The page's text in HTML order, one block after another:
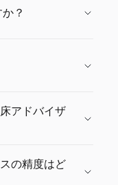
？
アドバイザ
の精度はど